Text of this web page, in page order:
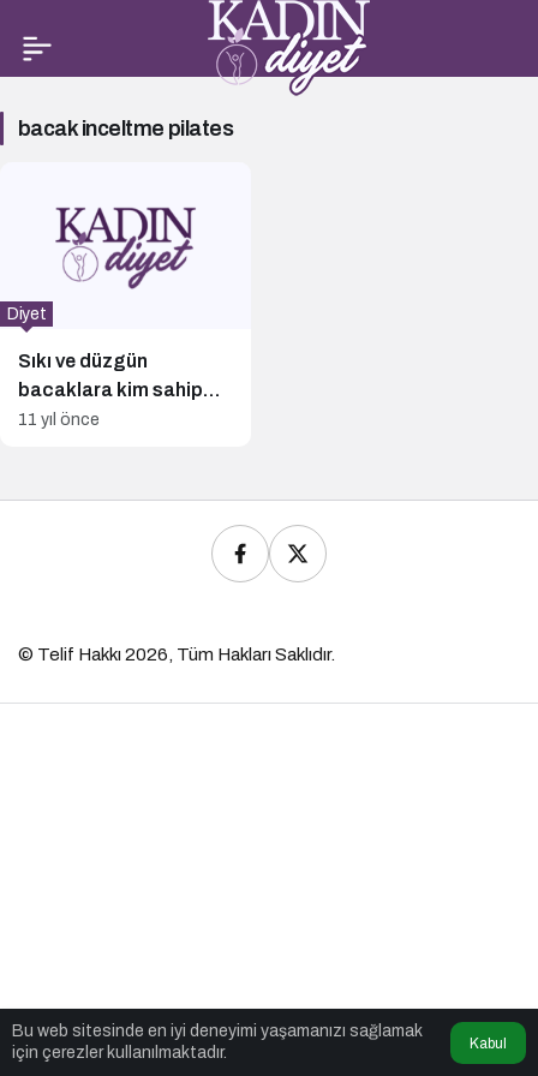
bacak
bacak inceltme pilates
Sıkı ve düzgün
bacaklara kim sahip
olmak istemez ki!
Diyet
11 yıl önce
Bu web sitesinde en iyi deneyimi yaşamanızı sağlamak
için çerezler kullanılmaktadır.
Kabul
© Telif Hakkı 2026, Tüm Hakları Saklıdır.